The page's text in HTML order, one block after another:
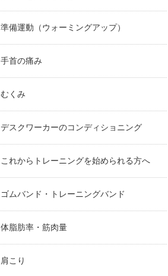
準備運動（ウォーミングアップ）
手首の痛み
むくみ
デスクワーカーのコンディショニング
これからトレーニングを始められる方へ
ゴムバンド・トレーニングバンド
体脂肪率・筋肉量
肩こり